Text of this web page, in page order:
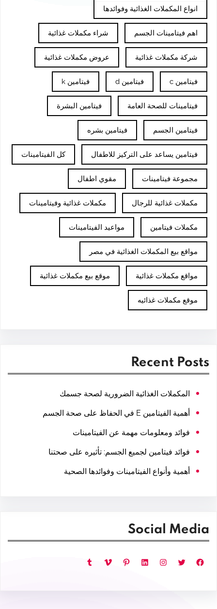
انواع المكملات الغذائية وفوائدها
اهم فيتامينات الجسم شراء مكملات غذائية
شركة مكملات غذائية عروض مكملات غذائية
فيتامين c فيتامين d فيتامين k
فيتامينات للصحة العامة فيتامين البشرة
فيتامين الجسم فيتامين بشره
فيتامين يساعد على التركيز للاطفال كل الفيتامينات
مجموعة فيتامينات مقوي اطفال
مكملات غذائية للرجال مكملات غذائية وفيتامينات
مكملات فيتامين مواعيد الفيتامينات
مواقع بيع المكملات الغذائية في مصر
مواقع مكملات غذائية موقع بيع مكملات غذائية
موقع مكملات غذائيه
Recent Posts
المكملات الغذائية الضرورية لصحة جسمك
أهمية الفيتامين E في الحفاظ على صحة الجسم
فوائد ومعلومات مهمة عن الفيتامينات
فوائد فيتامين لجميع الجسم: تأثيره على صحتنا
أهمية وأنواع الفيتامينات وفوائدها الصحية
Social Media
فيسبوك تويتر إنستجرام لينكد إن بينتريست فيميو تمبلر